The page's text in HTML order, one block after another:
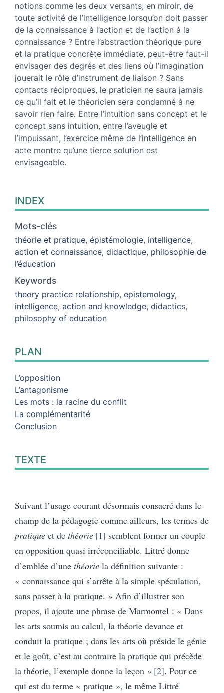
notions comme les deux versants, en miroir, de
toute activité de l’intelligence lorsqu’on doit passer
de la connaissance à l’action et de l’action à la
connaissance ? Entre l’abstraction théorique pure
et la pratique concrète immédiate, peut-être faut-il
envisager des degrés et des liens où l’imagination
jouerait le rôle d’instrument de liaison ? Sans
contacts réciproques, le praticien ne saura jamais
ce qu’il fait et le théoricien sera condamné à ne
savoir rien faire. Entre l’intuition sans concept et le
concept sans intuition, entre l’aveugle et
l’impuissant, l’exercice même de l’intelligence en
acte montre qu’une tierce solution est
envisageable.
INDEX
Mots-clés
théorie et pratique, épistémologie, intelligence,
action et connaissance, didactique, philosophie de
l’éducation
Keywords
theory practice relationship, epistemology,
intelligence, action and knowledge, didactics,
philosophy of education
PLAN
L’opposition
L’antagonisme
Les mots : la racine du conflit
La complémentarité
Conclusion
TEXTE
Suivant l’usage courant désormais consacré dans le
champ de la pédagogie comme ailleurs, les termes de
pratique et de théorie 1 semblent former un couple
en opposition quasi irréconciliable. Littré donne
d’emblée d’une théorie la définition suivante :
« connaissance qui s’arrête à la simple spéculation,
sans passer à la pratique. » Afin d’illustrer son
propos, il ajoute une phrase de Marmontel : « Dans
les arts soumis au calcul, la théorie devance et
conduit la pratique ; dans les arts où préside le génie
et le goût, c’est au contraire la pratique qui précède
la théorie, l’exemple donne la leçon » 2 . Pour ce
qui est du terme « pratique », le même Littré